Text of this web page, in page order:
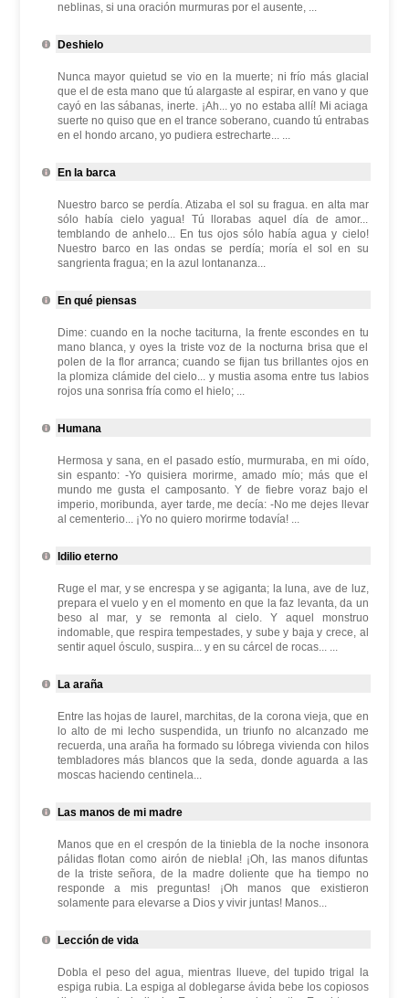
neblinas, si una oración murmuras por el ausente, ...
Deshielo
Nunca mayor quietud se vio en la muerte; ni frío más glacial
que el de esta mano que tú alargaste al espirar, en vano y que
cayó en las sábanas, inerte. ¡Ah... yo no estaba allí! Mi aciaga
suerte no quiso que en el trance soberano, cuando tú entrabas
en el hondo arcano, yo pudiera estrecharte... ...
En la barca
Nuestro barco se perdía. Atizaba el sol su fragua. en alta mar
sólo había cielo yagua! Tú llorabas aquel día de amor...
temblando de anhelo... En tus ojos sólo había agua y cielo!
Nuestro barco en las ondas se perdía; moría el sol en su
sangrienta fragua; en la azul lontananza...
En qué piensas
Dime: cuando en la noche taciturna, la frente escondes en tu
mano blanca, y oyes la triste voz de la nocturna brisa que el
polen de la flor arranca; cuando se fijan tus brillantes ojos en
la plomiza clámide del cielo... y mustia asoma entre tus labios
rojos una sonrisa fría como el hielo; ...
Humana
Hermosa y sana, en el pasado estío, murmuraba, en mi oído,
sin espanto: -Yo quisiera morirme, amado mío; más que el
mundo me gusta el camposanto. Y de fiebre voraz bajo el
imperio, moribunda, ayer tarde, me decía: -No me dejes llevar
al cementerio... ¡Yo no quiero morirme todavía! ...
Idilio eterno
Ruge el mar, y se encrespa y se agiganta; la luna, ave de luz,
prepara el vuelo y en el momento en que la faz levanta, da un
beso al mar, y se remonta al cielo. Y aquel monstruo
indomable, que respira tempestades, y sube y baja y crece, al
sentir aquel ósculo, suspira... y en su cárcel de rocas... ...
La araña
Entre las hojas de laurel, marchitas, de la corona vieja, que en
lo alto de mi lecho suspendida, un triunfo no alcanzado me
recuerda, una araña ha formado su lóbrega vivienda con hilos
tembladores más blancos que la seda, donde aguarda a las
moscas haciendo centinela...
Las manos de mi madre
Manos que en el crespón de la tiniebla de la noche insonora
pálidas flotan como airón de niebla! ¡Oh, las manos difuntas
de la triste señora, de la madre doliente que ha tiempo no
responde a mis preguntas! ¡Oh manos que existieron
solamente para elevarse a Dios y vivir juntas! Manos...
Lección de vida
Dobla el peso del agua, mientras llueve, del tupido trigal la
espiga rubia. La espiga al doblegarse ávida bebe los copiosos